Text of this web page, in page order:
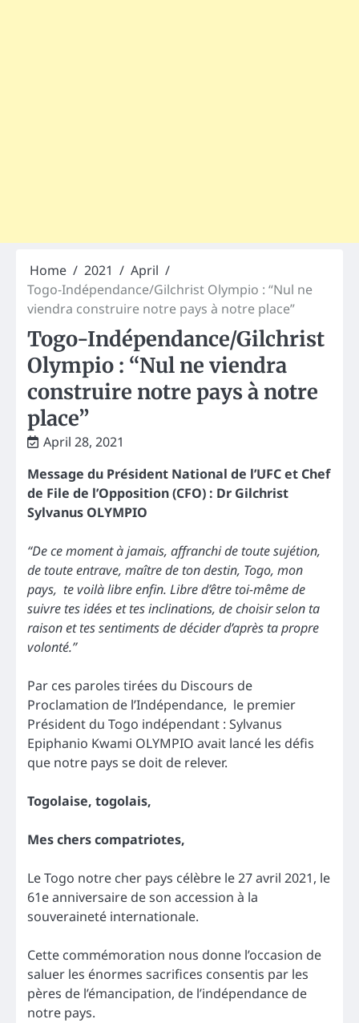
Home 2021
April
Togo-Indépendance/Gilchrist Olympio : “Nul ne
viendra construire notre pays à notre place”
Togo-Indépendance/Gilchrist
Olympio : “Nul ne viendra
construire notre pays à notre
place”
April 28, 2021
Message du Président National de l’UFC et Chef
de File de l’Opposition (CFO) : Dr Gilchrist
Sylvanus OLYMPIO
“De ce moment à jamais, affranchi de toute sujétion,
de toute entrave, maître de ton destin, Togo, mon
pays, te voilà libre enfin. Libre d’être toi-même de
suivre tes idées et tes inclinations, de choisir selon ta
raison et tes sentiments de décider d’après ta propre
volonté.”
Par ces paroles tirées du Discours de
Proclamation de l’Indépendance, le premier
Président du Togo indépendant : Sylvanus
Epiphanio Kwami OLYMPIO avait lancé les défis
que notre pays se doit de relever.
Togolaise, togolais,
Mes chers compatriotes,
Le Togo notre cher pays célèbre le 27 avril 2021, le
61e anniversaire de son accession à la
souveraineté internationale.
Cette commémoration nous donne l’occasion de
saluer les énormes sacrifices consentis par les
pères de l’émancipation, de l’indépendance de
notre pays.